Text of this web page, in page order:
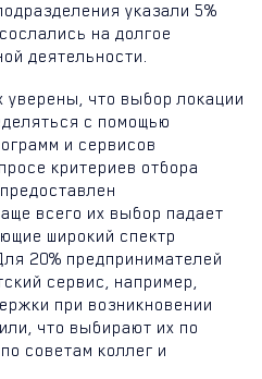
указали 5%
на долгое
деятельности.
что выбор локации
с помощью
и сервисов
критериев отбора
всего их выбор падает
широкий спектр
20% предпринимателей
сервис, например,
при возникновении
что выбирают их по
советам коллег и